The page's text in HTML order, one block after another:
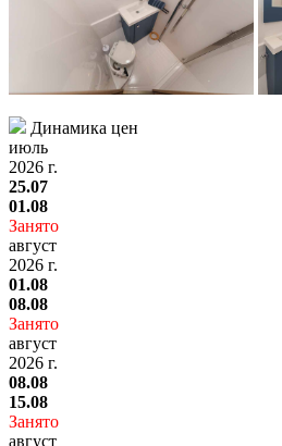
Динамика цен
июль
2026 г.
25.07
01.08
Занято
август
2026 г.
01.08
08.08
Занято
август
2026 г.
08.08
15.08
Занято
август